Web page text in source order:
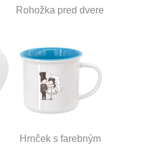
Rohožka pred dvere
Hrnček s farebným